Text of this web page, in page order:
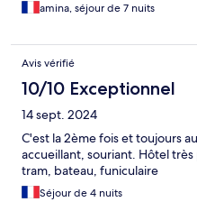
amina, séjour de 7 nuits
Avis vérifié
10/10 Exceptionnel
14 sept. 2024
C'est la 2ème fois et toujours
accueillant, souriant. Hôtel
tram, bateau, funiculaire
Séjour de 4 nuits